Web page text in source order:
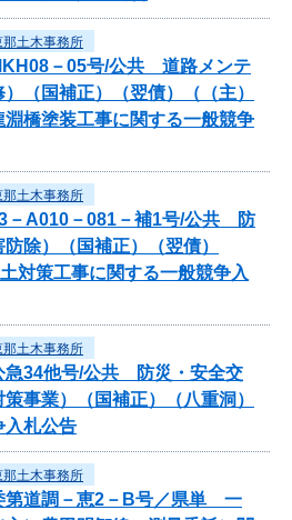
那土木事務所
－05号/公共 道路メンテ
（国補正）（翌債）（（主）
橋塗装工事に関する一般競争
那土木事務所
－A010－081－補1号/公共 防
除）（国補正）（翌債）
対策工事に関する一般競争入
那土木事務所
急34他号/公共 防災・安全交
事業）（国補正）（八重洞）
入札公告
那土木事務所
第道調－恵2－B号／県単 一